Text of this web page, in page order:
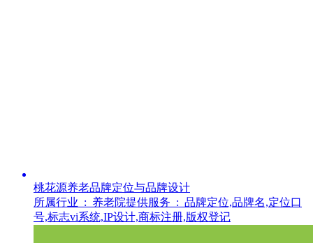
桃花源养老品牌定位与品牌设计
所属行业 : 养老院提供服务 : 品牌定位,品牌名,定位口
号,标志vi系统,IP设计,商标注册,版权登记